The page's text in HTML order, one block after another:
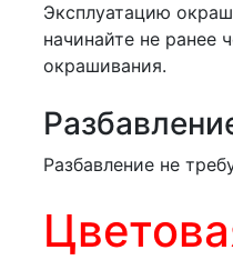
Эксплуатацию
начинайте не ранее
окрашивания.
Разбавление не